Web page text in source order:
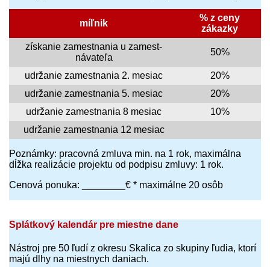
míľnik
% z ceny
zákazky
získanie zamestnania u zamest­
návateľa
50%
udržanie zamestnania 2. mesiac
20%
udržanie zamestnania 5. mesiac
20%
udržanie zamestnania 8 mesiac
10%
udržanie zamestnania 12 mesiac
Poznámky: pracovná zmluva min. na 1 rok, maximálna
dĺžka realizácie projektu od podpisu zmluvy: 1 rok.
Cenová ponuka: ________€ * maximálne 20 osôb
Splátkový kalendár pre miestne dane
Nástroj pre 50 ľudí z okresu Skalica zo skupiny ľudia, ktorí
majú dlhy na miestnych daniach.